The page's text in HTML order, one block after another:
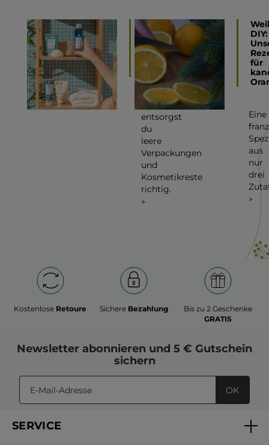
So
geht
Mülltrennung:
Kosmetik
richtig
entsorgen
So
entsorgst
du
leere
Verpackungen
und
Kosmetikreste
richtig.
DIY:
für
Eine
aus
nur
drei
Kostenlose Retoure Sichere Bezahlung
Bis zu 2 Geschenke
GRATIS
Newsletter abonnieren und 5 € Gutschein
sichern
OK
SERVICE